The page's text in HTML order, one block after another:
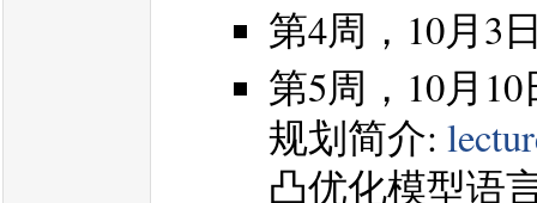
第4周，10月3
第5周，10月
规划简介:
凸优化模型语